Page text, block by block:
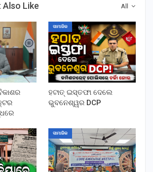
All
Also Like
ସାମାଜିକ
ହଟାତ୍ ଇସ୍ତଫା ଦେଲେ
ଭୁବନେଶ୍ୱର DCP
ସାମାଜିକ